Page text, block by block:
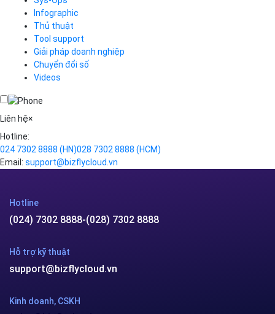
Call Center
Business Email
Simple Storage
VOD
VPN
Traffic Manager
Cloud VPS
Videos
Videos
Videos
Infographic
Thủ thuật
Tool support
Giải pháp doanh nghiệp
Chuyển đổi số
Videos
Liên hệ×
Hotline:
024 7302 8888 (HN)028 7302 8888 (HCM)
Email: support@bizflycloud.vn
Hotline
(024) 7302 8888-(028) 7302 8888
Hỗ trợ kỹ thuật
support@bizflycloud.vn
Kinh doanh, CSKH